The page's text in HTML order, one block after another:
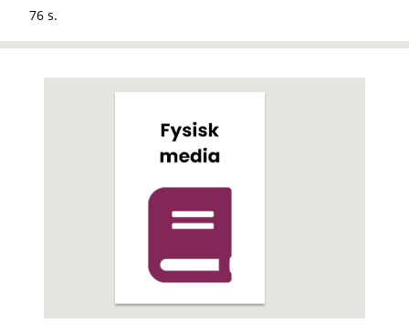
76 s.